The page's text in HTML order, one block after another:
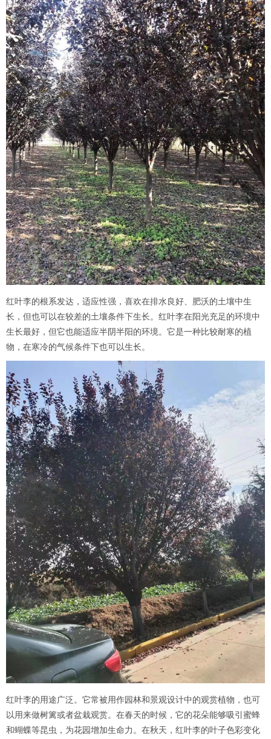
红叶李的根系发达，适应性强，喜欢在排水良好、肥沃的土壤中生
长，但也可以在较差的土壤条件下生长。红叶李在阳光充足的环境中
生长最好，但它也能适应半阴半阳的环境。它是一种比较耐寒的植
物，在寒冷的气候条件下也可以生长。
红叶李的用途广泛。它常被用作园林和景观设计中的观赏植物，也可
以用来做树篱或者盆栽观赏。在春天的时候，它的花朵能够吸引蜜蜂
和蝴蝶等昆虫，为花园增加生命力。在秋天，红叶李的叶子色彩变化